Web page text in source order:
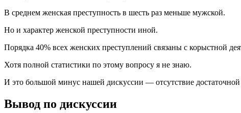
В среднем женская преступность в шесть раз меньше мужской.
Но и характер женской преступности иной.
Порядка 40% всех женских преступлений связаны с корыстной
Хотя полной статистики по этому вопросу я не знаю.
И это большой минус нашей дискуссии — отсутствие достаточной
Вывод по дискуссии